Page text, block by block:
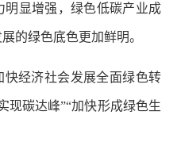
显增强，绿色低碳产业成
的绿色底色更加鲜明。
经济社会发展全面绿色转
现碳达峰”“加快形成绿色生